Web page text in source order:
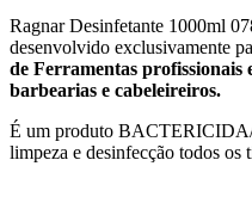
Ragnar Desinfetante 1000ml
desenvolvido exclusivamente
de Ferramentas profissionais
barbearias e cabeleireiros.
É um produto
limpeza e desinfecção todos os